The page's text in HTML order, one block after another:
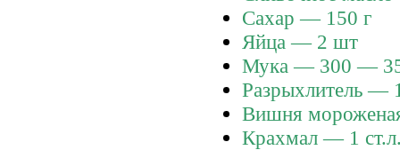
Сахар — 150 г
Яйца — 2 шт
Мука — 300 —
Разрыхлитель —
Вишня
Крахмал — 1